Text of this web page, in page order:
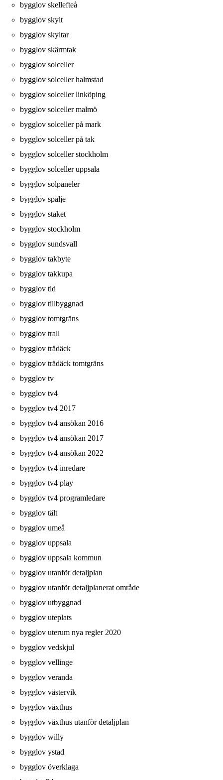
bygglov skellefteå
bygglov skylt
bygglov skyltar
bygglov skärmtak
bygglov solceller
bygglov solceller halmstad
bygglov solceller linköping
bygglov solceller malmö
bygglov solceller på mark
bygglov solceller på tak
bygglov solceller stockholm
bygglov solceller uppsala
bygglov solpaneler
bygglov spalje
bygglov staket
bygglov stockholm
bygglov sundsvall
bygglov takbyte
bygglov takkupa
bygglov tid
bygglov tillbyggnad
bygglov tomtgräns
bygglov trall
bygglov trädäck
bygglov trädäck tomtgräns
bygglov tv
bygglov tv4
bygglov tv4 2017
bygglov tv4 ansökan 2016
bygglov tv4 ansökan 2017
bygglov tv4 ansökan 2022
bygglov tv4 inredare
bygglov tv4 play
bygglov tv4 programledare
bygglov tält
bygglov umeå
bygglov uppsala
bygglov uppsala kommun
bygglov utanför detaljplan
bygglov utanför detaljplanerat område
bygglov utbyggnad
bygglov uteplats
bygglov uterum nya regler 2020
bygglov vedskjul
bygglov vellinge
bygglov veranda
bygglov västervik
bygglov växthus
bygglov växthus utanför detaljplan
bygglov willy
bygglov ystad
bygglov överklaga